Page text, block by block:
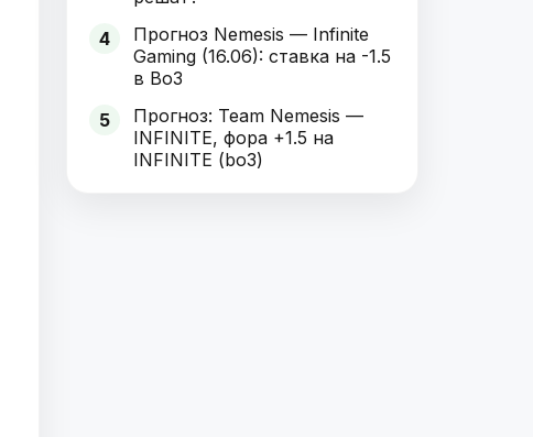
4
Прогноз Nemesis — Infinite
Gaming (16.06): ставка на -1.5
в Bo3
5
Прогноз: Team Nemesis —
INFINITE, фора +1.5 на
INFINITE (bo3)